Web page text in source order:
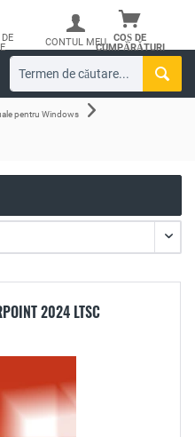
COȘ DE
CUMPĂRĂTURI
CONTUL MEU
pentru Windows
2024 LTSC